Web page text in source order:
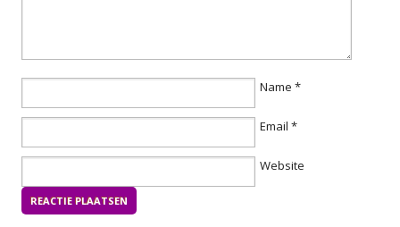
Name *
Email *
Website